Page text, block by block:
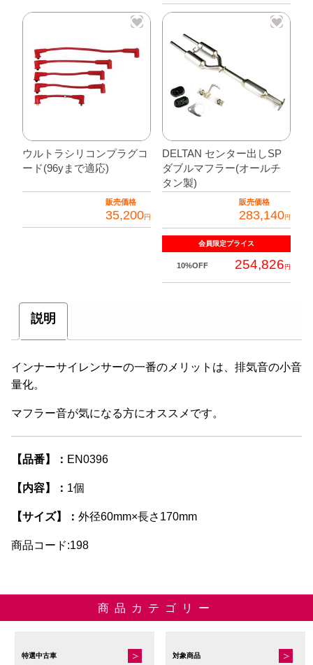
品
リ
エ
シ
ン
す。
シ
ョ
は
商
品
ー
か
ら
で
ウルトラシリコンプラグコ
ード(96yまで適応)
販売価格
35,200円
DELTAN センター出しSP
ダブルマフラー(オールチ
タン製)
販売価格
283,140円
会員限定プライス
10%OFF 254,826 円
説明
インナーサイレンサーの一番のメリットは、排気音の小音
量化。
マフラー音が気になる方にオススメです。
【品番】： EN0396
【内容】： 1個
【サイズ】： 外径60mm×長さ170mm
商品コード:198
商品カテゴリー
特選中古車 対象商品